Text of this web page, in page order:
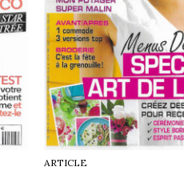
ARTICLE